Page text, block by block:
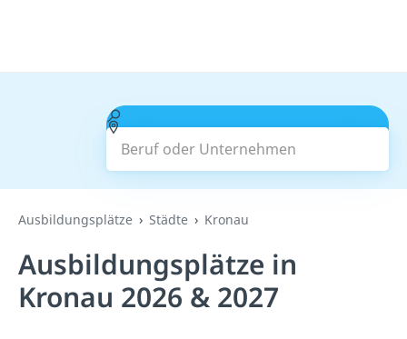
Beruf oder Unternehmen
Suchen
Ausbildungsplätze Städte Kronau
Ausbildungsplätze in
Kronau 2026 & 2027